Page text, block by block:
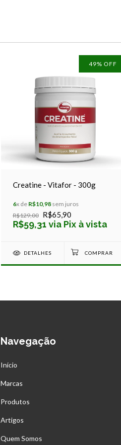
49% OFF
Creatine - Vitafor - 300g
6x de R$10,98sem juros
R$129,00
R$65,90
R$59,31 via Pix à vista
DETALHES
Navegação
Início
Marcas
Produtos
Artigos
Quem Somos